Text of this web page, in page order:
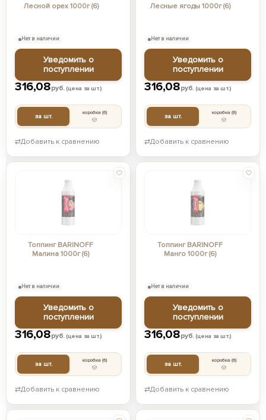
Лесной орех 1000г (6)
316,08руб.(цена за шт.)
за шт. коробка(6)
Нет в наличии
Уведомить о
поступлении
⇄Добавить к сравнению
Лесные ягоды 1000г (6)
316,08руб.(цена за шт.)
за шт. коробка(6)
Нет в наличии
Уведомить о
поступлении
⇄Добавить к сравнению
Топпинг BARINOFF
Малина 1000г (6)
316,08руб.(цена за шт.)
за шт. коробка(6)
Нет в наличии
Уведомить о
поступлении
⇄Добавить к сравнению
Топпинг BARINOFF
Манго 1000г (6)
316,08руб.(цена за шт.)
за шт. коробка(6)
Нет в наличии
Уведомить о
поступлении
⇄Добавить к сравнению